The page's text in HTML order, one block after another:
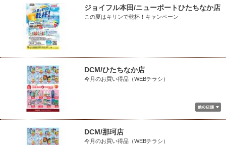
ジョイフル本田/ニューポートひたちなか店
この夏はキリンで乾杯！キャンペーン
DCM/ひたちなか店
今月のお買い得品（WEBチラシ）
DCM/那珂店
今月のお買い得品（WEBチラシ）